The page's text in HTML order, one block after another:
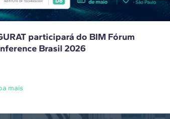
participará do BIM Fórum
Brasil 2026
mais